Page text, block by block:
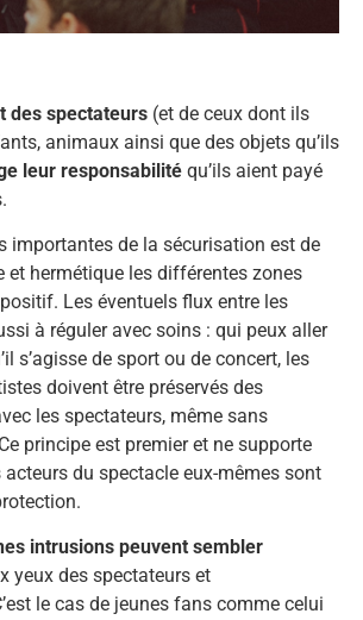
des spectateurs (et de ceux dont ils
animaux ainsi que des objets qu’ils
leur responsabilité qu’ils aient payé
importantes de la sécurisation est de
et hermétique les différentes zones
Les éventuels flux entre les
à réguler avec soins : qui peux aller
s’agisse de sport ou de concert, les
doivent être préservés des
les spectateurs, même sans
principe est premier et ne supporte
du spectacle eux-mêmes sont
intrusions peuvent sembler
yeux des spectateurs et
le cas de jeunes fans comme celui